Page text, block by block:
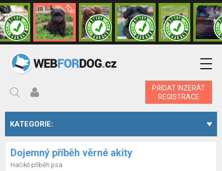
PŘIDAT INZERÁT
REGISTRACE
KATEGORIE:
Dojemný příběh věrné akity
Hačikó příběh psa